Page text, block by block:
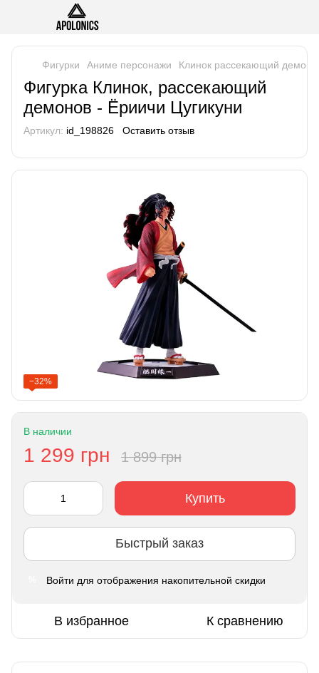
Фигурки Аниме персонажи Клинок рассекающий
Фигурка Клинок, рассекающий
демонов - Ёриичи Цугикуни
Артикул: id_198826 Оставить отзыв
−32%
В наличии
1 299 грн 1 899 грн
Купить
Быстрый заказ
Войти для отображения накопительной скидки
В избранное К сравнению